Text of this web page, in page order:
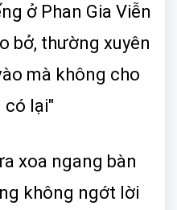
ở Phan Gia Viễn
bở, thường xuyên
mà không cho
có lại"
xoa ngang bàn
không ngớt lời